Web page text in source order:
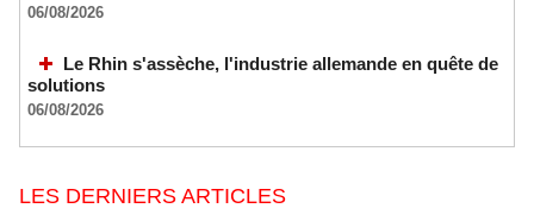
06/08/2026
Le Rhin s'assèche, l'industrie allemande en quête de
solutions
06/08/2026
LES DERNIERS ARTICLES